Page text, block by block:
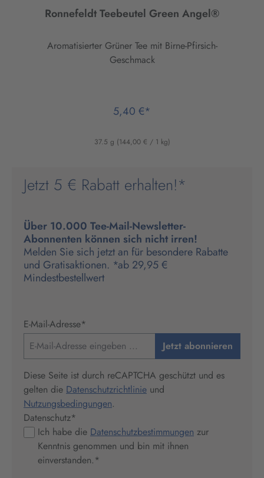
Ronnefeldt Teebeutel Green Angel®
Aromatisierter Grüner Tee mit Birne-Pfirsich-
Geschmack
5,40 €*
37.5 g (144,00 € / 1 kg)
Jetzt 5 € Rabatt erhalten!*
Über 10.000 Tee-Mail-Newsletter-
Abonnenten können sich nicht irren!
Melden Sie sich jetzt an für besondere Rabatte
und Gratisaktionen. *ab 29,95 €
Mindestbestellwert
E-Mail-Adresse*
Jetzt abonnieren
Diese Seite ist durch reCAPTCHA geschützt und es
gelten die Datenschutzrichtlinie und
Nutzungsbedingungen.
Datenschutz*
Ich habe die Datenschutzbestimmungen zur
Kenntnis genommen und bin mit ihnen
einverstanden.*